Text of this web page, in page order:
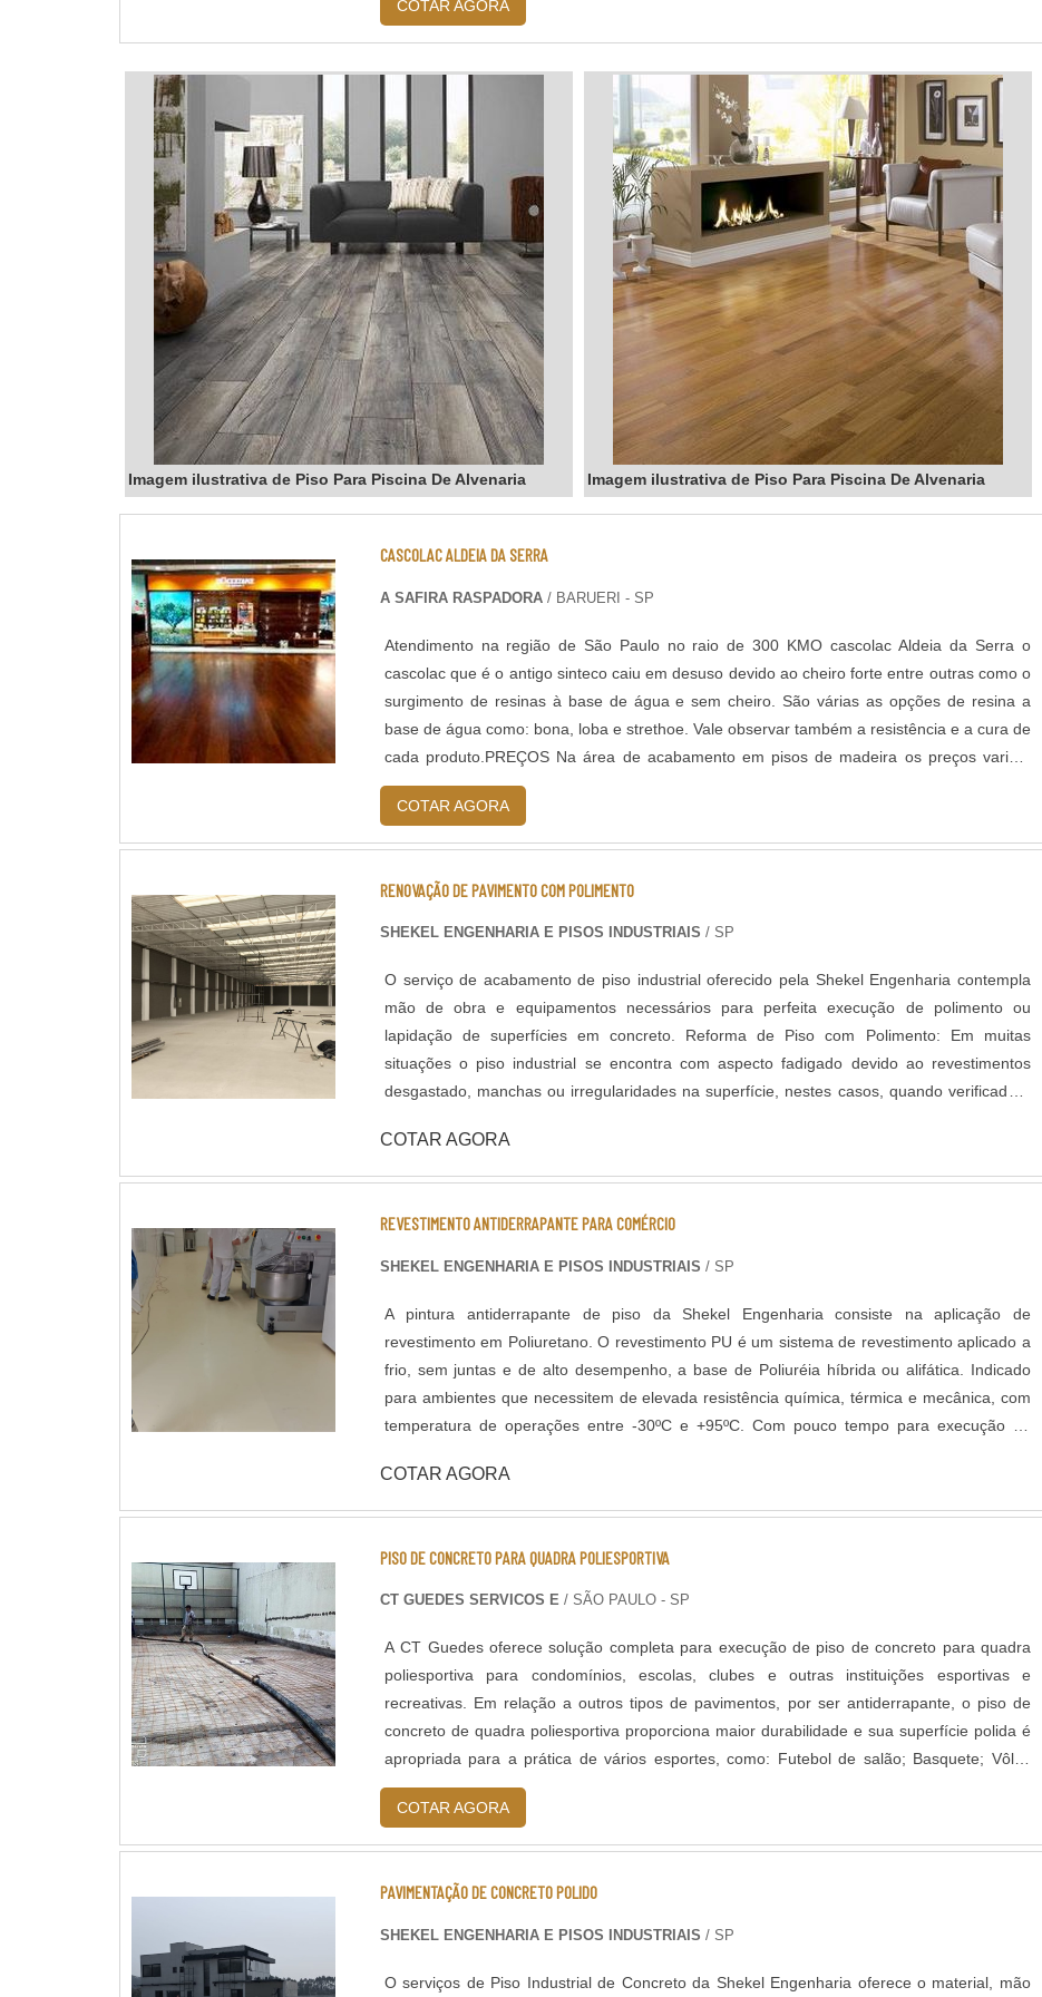
umidade e aos cupins, e um custo-benefício mais atraente que o do Ipê. É a escolha inteligente para a grande maioria dos projetos
O VERNIZ DO DECK RESISTE AOS PRODUTOS QUÍMICOS DA PISCINA?
Sim. Os vernizes navais e stains de alta qualidade são formulados para resistir não apenas à água e aos raios UV, mas também ao
contato com o cloro e outros produtos usados no tratamento da piscina. Uma boa aplicação profissional garante que a madeira
fique "blindada".
COTAR AGORA
Imagem ilustrativa de Piso Para Piscina De Alvenaria Imagem ilustrativa de Piso Para Piscina De Alvenaria
CASCOLAC ALDEIA DA SERRA
A SAFIRA RASPADORA/ BARUERI - SP
Atendimento na região de São Paulo no raio de 300 KMO cascolac Aldeia da Serra o
cascolac que é o antigo sinteco caiu em desuso devido ao cheiro forte entre outras como o
surgimento de resinas à base de água e sem cheiro. São várias as opções de resina a
base de água como: bona, loba e strethoe. Vale observar também a resistência e a cura de
cada produto.PREÇOS Na área de acabamento em pisos de madeira os preços variam
não so devido à mão de o....
COTAR AGORA
RENOVAÇÃO DE PAVIMENTO COM POLIMENTO
SHEKEL ENGENHARIA E PISOS INDUSTRIAIS / SP
O serviço de acabamento de piso industrial oferecido pela Shekel Engenharia contempla
mão de obra e equipamentos necessários para perfeita execução de polimento ou
lapidação de superfícies em concreto. Reforma de Piso com Polimento: Em muitas
situações o piso industrial se encontra com aspecto fadigado devido ao revestimentos
desgastado, manchas ou irregularidades na superfície, nestes casos, quando verificado a
através de polimento gradual com máquinas politrizes de piso e aplicação de aditivos para
tratar a superfície polida. Lapidação de Piso: Assim como o polimento, é um acabamento
concreto na superfície, que ocorre após um polimento gradual com discos diamantados e
aplicação de aditivos endurecedores de superfície. Neste acabamento é possível polir o
COTAR AGORA
REVESTIMENTO ANTIDERRAPANTE PARA COMÉRCIO
SHEKEL ENGENHARIA E PISOS INDUSTRIAIS / SP
A pintura antiderrapante de piso da Shekel Engenharia consiste na aplicação de
revestimento em Poliuretano. O revestimento PU é um sistema de revestimento aplicado a
frio, sem juntas e de alto desempenho, a base de Poliuréia híbrida ou alifática. Indicado
para ambientes que necessitem de elevada resistência química, térmica e mecânica, com
temperatura de operações entre -30ºC e +95ºC. Com pouco tempo para execução da
TÉCNICOS: - Resistência química a ácidos e bases; - Cura rápida a partir de 8 horas; -
Isento de solventes; - Alta durabilidade e resistência UV. - Alta resistência mecânica e a
antiderrapante; - Temperatura de operação entre -30 o C e +95 o C; - Atende a norma
LEED.
COTAR AGORA
PISO DE CONCRETO PARA QUADRA POLIESPORTIVA
CT GUEDES SERVICOS E/ SÃO PAULO - SP
A CT Guedes oferece solução completa para execução de piso de concreto para quadra
poliesportiva para condomínios, escolas, clubes e outras instituições esportivas e
recreativas. Em relação a outros tipos de pavimentos, por ser antiderrapante, o piso de
concreto de quadra poliesportiva proporciona maior durabilidade e sua superfície polida é
apropriada para a prática de vários esportes, como: Futebol de salão; Basquete; Vôlei;
Handebol.MAIS SOBRE O FUNCIONAMENTO DO SERVIÇONormalmente, quando é e.
COTAR AGORA
PAVIMENTAÇÃO DE CONCRETO POLIDO
SHEKEL ENGENHARIA E PISOS INDUSTRIAIS / SP
O serviços de Piso Industrial de Concreto da Shekel Engenharia oferece o material, mão